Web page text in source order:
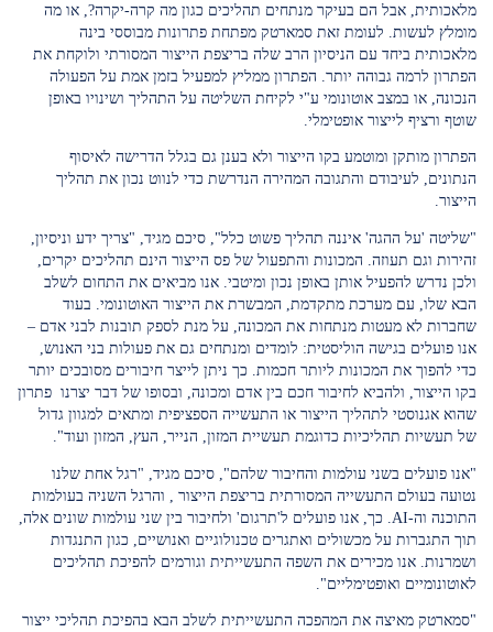
מלאכותית, אבל הם בעיקר מנתחים תהליכים כגון מה קרה-יקרה?, או מה
מומלץ לעשות. לעומת זאת סמארטק מפתחת פתרונות מבוססי בינה
מלאכותית ביחד עם הניסיון הרב שלה בריצפת הייצור המסורתי ולוקחת את
הפתרון לרמה גבוהה יותר. הפתרון ממליץ למפעיל בזמן אמת על הפעולה
הנכונה, או במצב אוטונומי ע"י לקיחת השליטה על התהליך ושינויו באופן
שוטף ורציף לייצור אופטימלי.
הפתרון מותקן ומוטמע בקו הייצור ולא בענן גם בגלל הדרישה לאיסוף
הנתונים, לעיבודם והתגובה המהירה הנדרשת כדי לנווט נכון את תהליך
הייצור.
"שליטה 'על ההגה' איננה תהליך פשוט כלל", סיכם מגיד, "צריך ידע וניסיון,
זהירות וגם תעוזה. המכונות והתפעול של פס הייצור הינם תהליכים יקרים,
ולכן נדרש להפעיל אותן באופן נכון ומיטבי. אנו מביאים את התחום לשלב
הבא שלו, עם מערכת מתקדמת, המבשרת את הייצור האוטונומי. בעוד
שחברות לא מעטות מנתחות את המכונה, על מנת לספק תובנות לבני אדם –
אנו פועלים בגישה הוליסטית: לומדים ומנתחים גם את פעולות בני האנוש,
כדי להפוך את המכונות ליותר חכמות. כך ניתן לייצר חיבורים מסובכים יותר
בקו הייצור, ולהביא לחיבור חכם בין אדם ומכונה, ובסופו של דבר יצרנו פתרון
שהוא אגנוסטי לתהליך הייצור או התעשייה הספציפית ומתאים למגוון גדול
של תעשיות תהליכיות כדוגמת תעשיית המזון, הנייר, העץ, המזון ועוד".
"אנו פועלים בשני עולמות והחיבור שלהם", סיכם מגיד, "רגל אחת שלנו
נטועה בעולם התעשייה המסורתית בריצפת הייצור , והרגל השניה בעולמות
התוכנה וה-AI. כך, אנו פועלים ל'תרגום' ולחיבור בין שני עולמות שונים אלה,
תוך התגברות על מכשולים ואתגרים טכנולוגיים ואנושיים, כגון התנגדות
ושמרנות. אנו מכירים את השפה התעשייתית וגורמים להפיכת תהליכים
לאוטונומיים ואופטימליים".
"סמארטק מאיצה את המהפכה התעשייתית לשלב הבא בהפיכת תהליכי ייצור